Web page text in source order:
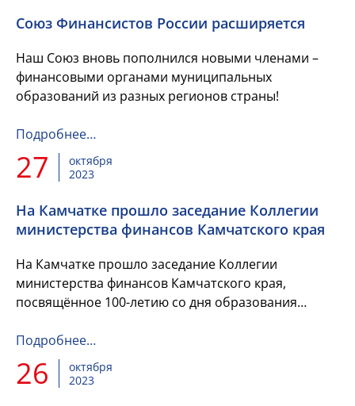
Союз Финансистов России расширяется
Наш Союз вновь пополнился новыми членами –
финансовыми органами муниципальных
образований из разных регионов страны!
Подробнее…
27
октября
2023
На Камчатке прошло заседание Коллегии
министерства финансов Камчатского края
На Камчатке прошло заседание Коллегии
министерства финансов Камчатского края,
посвящённое 100-летию со дня образования
России. В регионе планируют создать Коорди...
Подробнее…
26
октября
2023